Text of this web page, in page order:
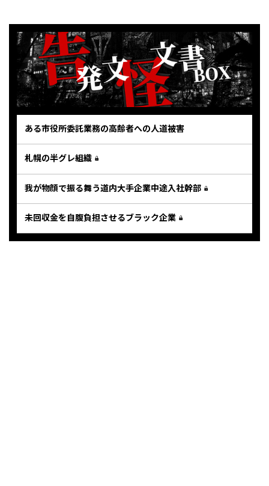
ある市役所委託業務の高齢者への人道被害
札幌の半グレ組織
我が物顔で振る舞う道内大手企業中途入社幹部
未回収金を自腹負担させるブラック企業